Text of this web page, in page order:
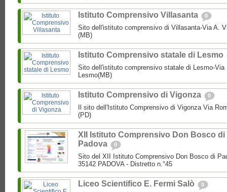
Istituto Comprensivo Villasanta 0
Sito dell'istituto comprensivo di Villasanta-Via A.
(MB)
Istituto Comprensivo statale di Lesmo
Sito dell'istituto comprensivo statale di Lesmo-Via
Lesmo(MB)
Istituto Comprensivo di Vigonza 0
Il sito dell'Istituto Comprensivo di Vigonza Via
(PD)
XII Istituto Comprensivo Don Bosco di
Padova
0
Sito del XII Istituto Comprensivo Don Bosco di
35142 PADOVA - Distretto n.°45
Liceo Scientifico E. Fermi Salò 0